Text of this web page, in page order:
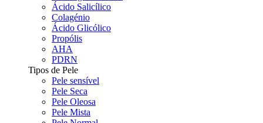
Ácido Salicílico
Colagénio
Ácido Glicólico
Propólis
AHA
PDRN
Tipos de Pele
Pele sensível
Pele Seca
Pele Oleosa
Pele Mista